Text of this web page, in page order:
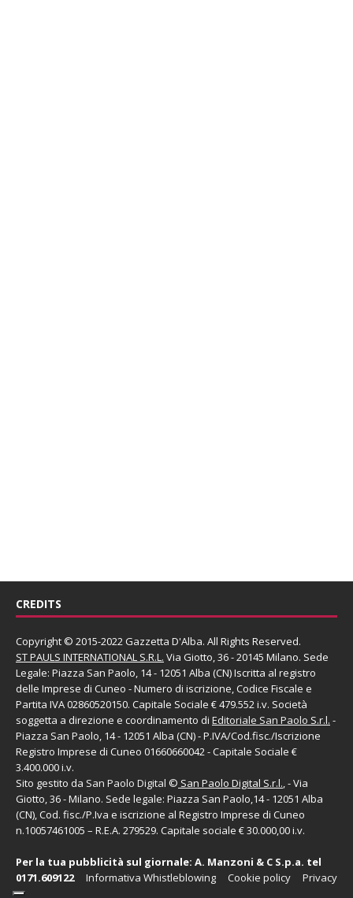
CREDITS
Copyright © 2015-2022 Gazzetta D'Alba. All Rights Reserved.
ST PAULS INTERNATIONAL S.R.L. Via Giotto, 36 - 20145 Milano. Sede
Legale: Piazza San Paolo, 14 - 12051 Alba (CN) Iscritta al registro
delle Imprese di Cuneo - Numero di iscrizione, Codice Fiscale e
Partita IVA 02860520150. Capitale Sociale € 479.552 i.v. Società
soggetta a direzione e coordinamento di Editoriale San Paolo S.r.l. -
Piazza San Paolo, 14 - 12051 Alba (CN) - P.IVA/Cod.fisc./Iscrizione
Registro Imprese di Cuneo 01660660042 - Capitale Sociale €
3.400.000 i.v.
Sito gestito da San Paolo Digital © San Paolo Digital S.r.l., - Via
Giotto, 36 - Milano. Sede legale: Piazza San Paolo,14 - 12051 Alba
(CN), Cod. fisc./P.Iva e iscrizione al Registro Imprese di Cuneo
n.10057461005 – R.E.A. 279529. Capitale sociale € 30.000,00 i.v.
Per la tua pubblicità sul giornale: A. Manzoni & C S.p.a. tel
0171.609122
Privacy
Cookie policy
Informativa Whistleblowing